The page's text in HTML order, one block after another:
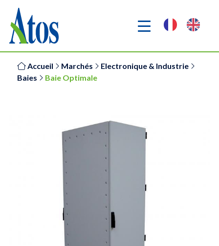
Accueil Marchés
Electronique & Industrie
Baies
Baie Optimale